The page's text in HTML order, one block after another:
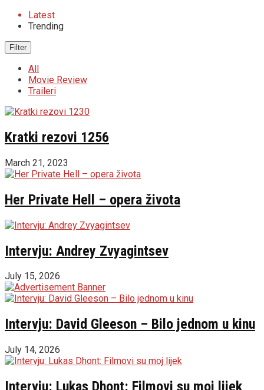
Latest
Trending
Filter
All
Movie Review
Traileri
Kratki rezovi 1256
March 21, 2023
Her Private Hell – opera života
Intervju: Andrey Zvyagintsev
July 15, 2026
Intervju: David Gleeson – Bilo jednom u kinu
July 14, 2026
Intervju: Lukas Dhont: Filmovi su moj lijek